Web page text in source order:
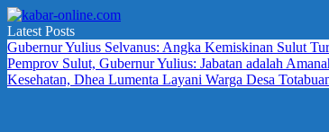
Skip
to
content
kabar-
online.com
terpercaya
dalam
mengabarkan
Latest Posts
Gubernur Yulius Selvanus: Angka Kemiskinan Sulut
Pemprov Sulut, Gubernur Yulius: Jabatan adalah
Kesehatan, Dhea Lumenta Layani Warga Desa